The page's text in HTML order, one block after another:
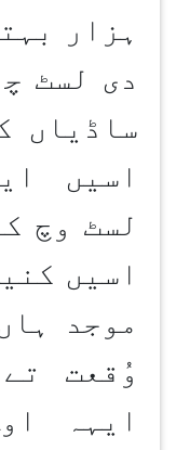
ہزار
دی لسٹ
ساڈیاں
اسیں
لسٹ وچ
اسیں
موجد
وُقعت
ایہہ